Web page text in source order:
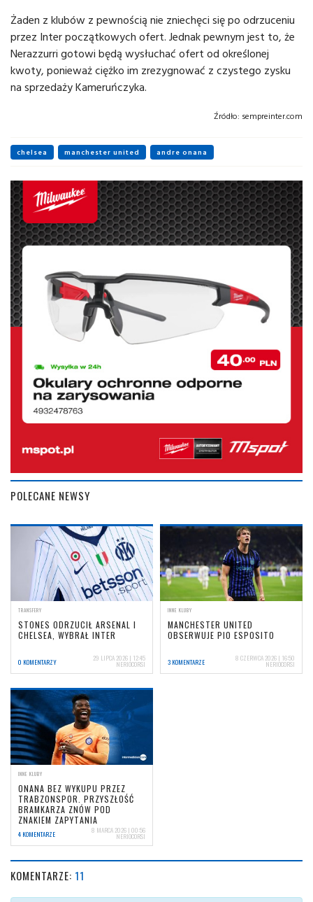
Żaden z klubów z pewnością nie zniechęci się po odrzuceniu
przez Inter początkowych ofert. Jednak pewnym jest to, że
Nerazzurri gotowi będą wysłuchać ofert od określonej
kwoty, ponieważ ciężko im zrezygnować z czystego zysku
na sprzedaży Kameruńczyka.
Źródło: sempreinter.com
chelsea manchester united andre onana
POLECANE NEWSY
TRANSFERY
STONES ODRZUCIŁ ARSENAL I
CHELSEA, WYBRAŁ INTER
0 KOMENTARZY 29 LIPCA 2026 | 12:45
NERIOCORSI
INNE KLUBY
MANCHESTER UNITED
OBSERWUJE PIO ESPOSITO
3 KOMENTARZE 8 CZERWCA 2026 | 16:50
NERIOCORSI
INNE KLUBY
ONANA BEZ WYKUPU PRZEZ
TRABZONSPOR. PRZYSZŁOŚĆ
BRAMKARZA ZNÓW POD
ZNAKIEM ZAPYTANIA
4 KOMENTARZE 8 MARCA 2026 | 00:56
NERIOCORSI
KOMENTARZE: 11